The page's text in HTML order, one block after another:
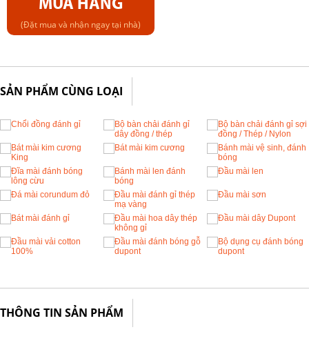
MUA HÀNG
(Đặt mua và nhận ngay tại nhà)
SẢN PHẨM CÙNG LOẠI
THÔNG TIN SẢN PHẨM